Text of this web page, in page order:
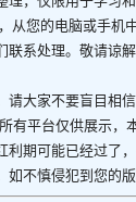
从您的电脑或手机
系处理。敬请谅解
请大家不要盲目相
有平台仅供展示
利期可能已经过了
不慎侵犯到您的